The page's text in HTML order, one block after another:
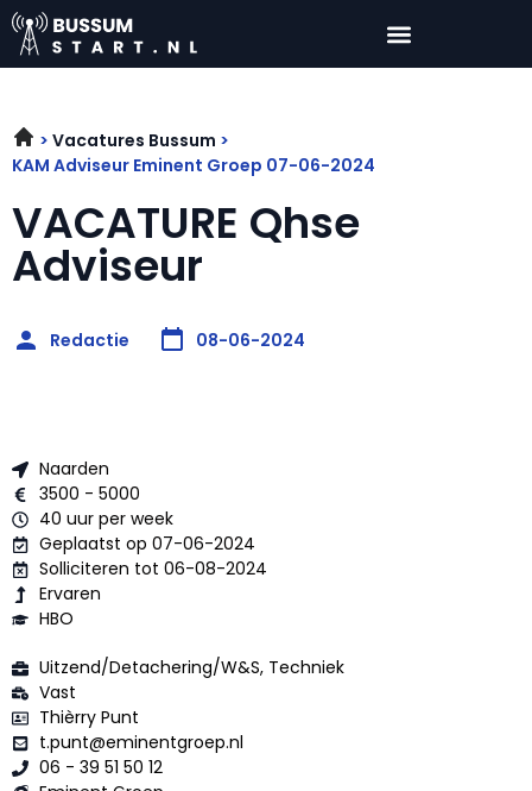
Vacatures Bussum
KAM Adviseur Eminent Groep 07-06-2024
VACATURE Qhse
Adviseur
Redactie 08-06-2024
Naarden
3500 - 5000
40 uur per week
Geplaatst op 07-06-2024
Solliciteren tot 06-08-2024
Ervaren
HBO
Uitzend/Detachering/W&S, Techniek
Vast
Thièrry Punt
t.punt@eminentgroep.nl
06 - 39 51 50 12